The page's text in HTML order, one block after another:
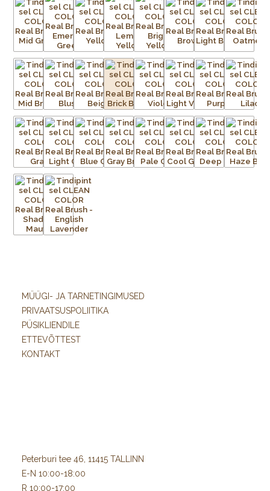
MÜÜGI- JA TARNETINGIMUSED
PRIVAATSUSPOLIITIKA
PÜSIKLIENDILE
ETTEVÕTTEST
KONTAKT
Peterburi tee 46, 11415 TALLINN
E-N 10:00-18:00
R 10:00-17:00